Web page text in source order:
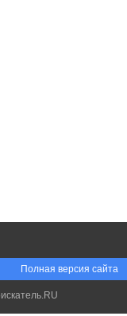
Полная версия сайта